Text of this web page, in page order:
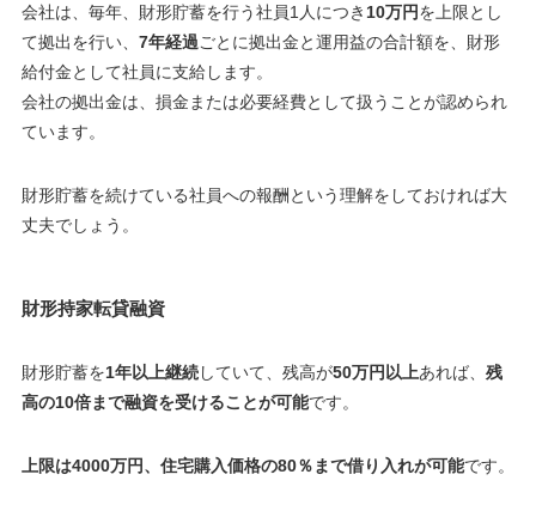
会社は、毎年、財形貯蓄を行う社員1人につき 10万円を上限とし
て拠出を行い、 7年経過ごとに拠出金と運用益の合計額を、財形
給付金として社員に支給します。
会社の拠出金は、損金または必要経費として扱うことが認められ
ています。
財形貯蓄を続けている社員への報酬という理解をしておければ大
丈夫でしょう。
財形持家転貸融資
財形貯蓄を1年以上継続していて、残高が50万円以上あれば、 残
高の10倍まで融資を受けることが可能です。
上限は4000万円、住宅購入価格の80％まで借り入れが可能です。